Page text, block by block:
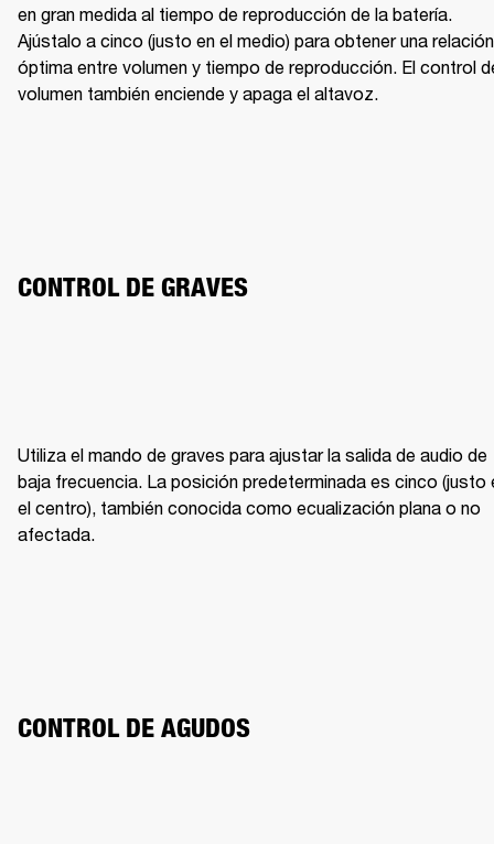
en gran medida al tiempo de reproducción de la batería.
Ajústalo a cinco (justo en el medio) para obtener una relación
óptima entre volumen y tiempo de reproducción. El control
volumen también enciende y apaga el altavoz.
CONTROL DE GRAVES
Utiliza el mando de graves para ajustar la salida de audio de
baja frecuencia. La posición predeterminada es cinco (justo
el centro), también conocida como ecualización plana o no
afectada.
CONTROL DE AGUDOS